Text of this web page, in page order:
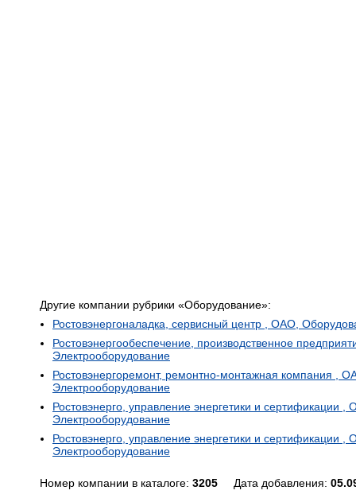
Другие компании рубрики «Оборудование»:
Ростовэнергоналадка, сервисный центр , ОАО,
Ростовэнергообеспечение, производственное
Электрооборудование
Ростовэнергоремонт, ремонтно-монтажная компания ,
Электрооборудование
Ростовэнерго, управление энергетики и сертификации
Электрооборудование
Ростовэнерго, управление энергетики и сертификации
Электрооборудование
Номер компании в каталоге: 3205 Дата добавления: